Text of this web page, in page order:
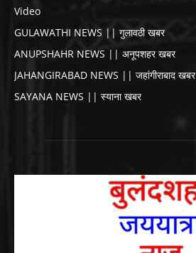
Video
GULAWATHI NEWS || गुलावठी खबर
ANUPSHAHR NEWS || अनूपशहर खबर
JAHANGIRABAD NEWS || जहांगीराबाद खबर
SAYANA NEWS || स्याना खबर